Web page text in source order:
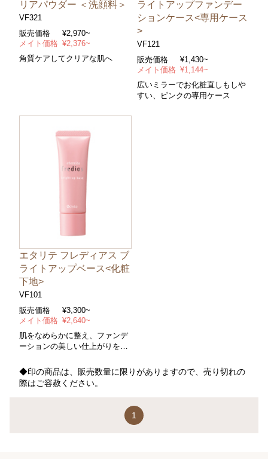
リアパウダー ＜洗顔料＞
VF321
販売価格
¥2,970~
メイト価格 ¥2,376~
角質ケアしてクリアな肌へ
ライトアップファンデー
ションケース<専用ケース
>
VF121
販売価格
¥1,430~
メイト価格 ¥1,144~
広いミラーでお化粧直しもしや
すい、ピンクの専用ケース
エタリテ フレディアス ブ
ライトアップベース<化粧
下地>
VF101
販売価格
¥3,300~
メイト価格 ¥2,640~
肌をなめらかに整え、ファンデ
ーションの美しい仕上がりを保
◆印の商品は、販売数量に限りがありますので、売り切れの
際はご容赦ください。
1